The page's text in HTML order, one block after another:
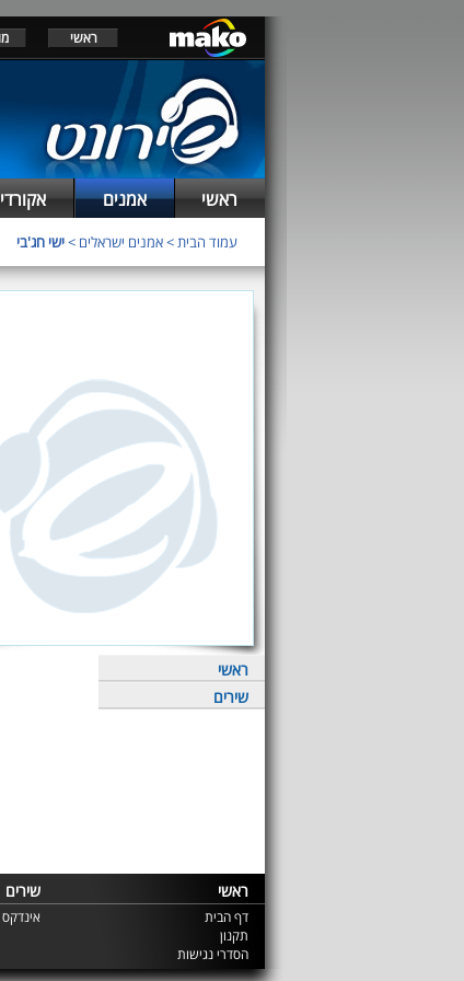
ראשי
ראשי אמנים
עמוד הבית>אמנים ישראלים >ישי חג'בי
ראשי
שירים
ראשי שירים
דף הבית
תקנון
הסדרי נגישות